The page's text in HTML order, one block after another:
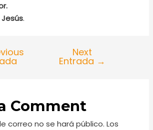
.
Next
Entrada →
Comment
correo no se hará público. Los